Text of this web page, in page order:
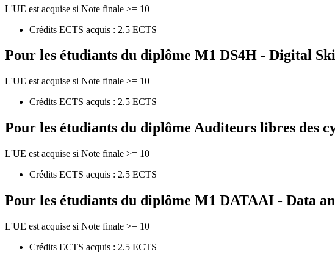
L'UE est acquise si Note finale >= 10
Crédits ECTS acquis : 2.5 ECTS
Pour les étudiants du diplôme M1 DS4H - Digital
L'UE est acquise si Note finale >= 10
Crédits ECTS acquis : 2.5 ECTS
Pour les étudiants du diplôme Auditeurs libres des
L'UE est acquise si Note finale >= 10
Crédits ECTS acquis : 2.5 ECTS
Pour les étudiants du diplôme M1 DATAAI - Data
L'UE est acquise si Note finale >= 10
Crédits ECTS acquis : 2.5 ECTS